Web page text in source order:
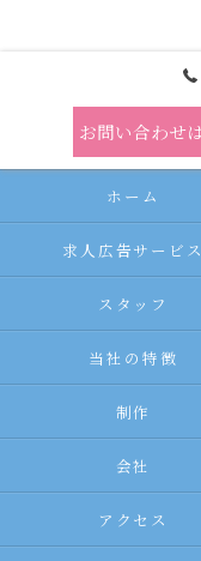
お問い合わせ
ホーム
求人広告サービス
スタッフ
当社の特徴
制作
会社
アクセス